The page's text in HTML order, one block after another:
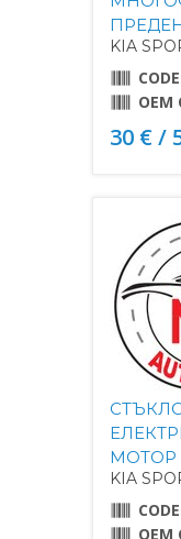
ПРЕДЕН
KIA
OEM
30 € /
МОТОР
KIA
OEM